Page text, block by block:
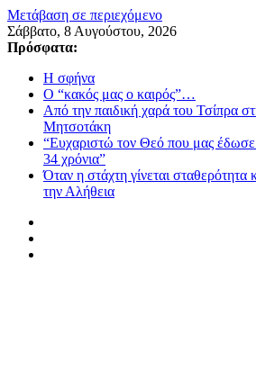
Μετάβαση σε περιεχόμενο
Σάββατο, 8 Αυγούστου, 2026
Πρόσφατα:
Η σφήνα
Ο “κακός μας ο καιρός”…
Από την παιδική χαρά του Τσίπρα
Μητσοτάκη
“Ευχαριστώ τον Θεό που μας
34 χρόνια”
Όταν η στάχτη γίνεται
την Αλήθεια